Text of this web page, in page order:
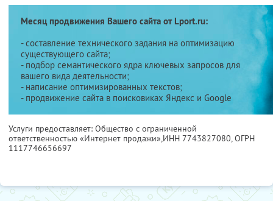
Месяц продвижения Вашего сайта от Lport.ru:
- составление технического задания на оптимизацию
существующего сайта;
- подбор семантического ядра ключевых запросов для
вашего вида деятельности;
- написание оптимизированных текстов;
- продвижение сайта в поисковиках Яндекс и Google
Услуги предоставляет: Общество с ограниченной
ответственностью «Интернет продажи»,ИНН 7743827080, ОГРН
1117746656697